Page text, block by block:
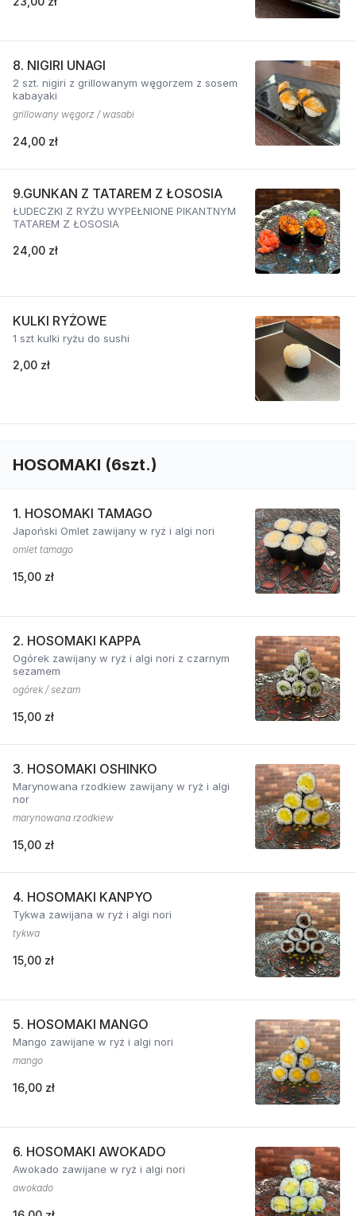
8. NIGIRI UNAGI
2 szt. nigiri z grillowanym węgorzem z sosem
kabayaki
grillowany węgorz / wasabi
24,00 zł
9.GUNKAN Z TATAREM Z ŁOSOSIA
ŁUDECZKI Z RYŻU WYPEŁNIONE PIKANTNYM
TATAREM Z ŁOSOSIA
24,00 zł
KULKI RYŻOWE
1 szt kulki ryżu do sushi
2,00 zł
HOSOMAKI (6szt.)
1. HOSOMAKI TAMAGO
Japoński Omlet zawijany w ryż i algi nori
omlet tamago
15,00 zł
2. HOSOMAKI KAPPA
Ogórek zawijany w ryż i algi nori z czarnym
sezamem
ogórek / sezam
15,00 zł
3. HOSOMAKI OSHINKO
Marynowana rzodkiew zawijany w ryż i algi
nor
marynowana rzodkiew
15,00 zł
4. HOSOMAKI KANPYO
Tykwa zawijana w ryż i algi nori
tykwa
15,00 zł
5. HOSOMAKI MANGO
Mango zawijane w ryż i algi nori
mango
16,00 zł
6. HOSOMAKI AWOKADO
Awokado zawijane w ryż i algi nori
awokado